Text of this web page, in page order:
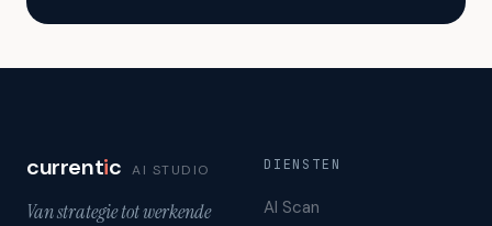
currentic AI STUDIO
Van strategie tot werkende
DIENSTEN
AI Scan